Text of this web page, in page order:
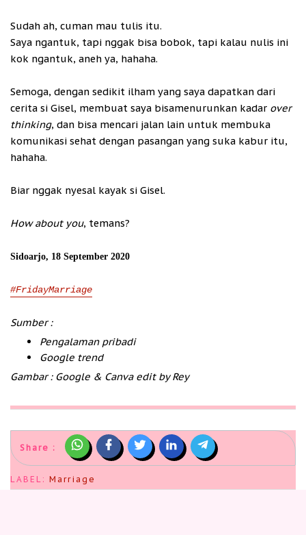
Sudah ah, cuman mau tulis itu.
Saya ngantuk, tapi nggak bisa bobok, tapi kalau nulis ini
kok ngantuk, aneh ya, hahaha.
Semoga, dengan sedikit ilham yang saya dapatkan dari
cerita si Gisel, membuat saya bisamenurunkan kadar over
thinking, dan bisa mencari jalan lain untuk membuka
komunikasi sehat dengan pasangan yang suka kabur itu,
hahaha.
Biar nggak nyesal kayak si Gisel.
How about you, temans?
Sidoarjo, 18 September 2020
#FridayMarriage
Sumber :
Pengalaman pribadi
Google trend
Gambar : Google & Canva edit by Rey
Share :
LABEL: Marriage